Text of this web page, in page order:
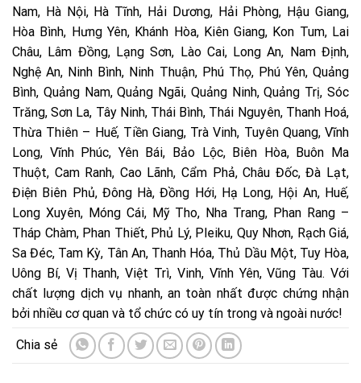
Nam, Hà Nội, Hà Tĩnh, Hải Dương, Hải Phòng, Hậu Giang,
Hòa Bình, Hưng Yên, Khánh Hòa, Kiên Giang, Kon Tum, Lai
Châu, Lâm Đồng, Lạng Sơn, Lào Cai, Long An, Nam Định,
Nghệ An, Ninh Bình, Ninh Thuận, Phú Thọ, Phú Yên, Quảng
Bình, Quảng Nam, Quảng Ngãi, Quảng Ninh, Quảng Trị, Sóc
Trăng, Sơn La, Tây Ninh, Thái Bình, Thái Nguyên, Thanh Hoá,
Thừa Thiên – Huế, Tiền Giang, Trà Vinh, Tuyên Quang, Vĩnh
Long, Vĩnh Phúc, Yên Bái, Bảo Lộc, Biên Hòa, Buôn Ma
Thuột, Cam Ranh, Cao Lãnh, Cẩm Phả, Châu Đốc, Đà Lạt,
Điện Biên Phủ, Đông Hà, Đồng Hới, Hạ Long, Hội An, Huế,
Long Xuyên, Móng Cái, Mỹ Tho, Nha Trang, Phan Rang –
Tháp Chàm, Phan Thiết, Phủ Lý, Pleiku, Quy Nhơn, Rạch Giá,
Sa Đéc, Tam Kỳ, Tân An, Thanh Hóa, Thủ Dầu Một, Tuy Hòa,
Uông Bí, Vị Thanh, Việt Trì, Vinh, Vĩnh Yên, Vũng Tàu. Với
chất lượng dịch vụ nhanh, an toàn nhất được chứng nhận
bởi nhiều cơ quan và tổ chức có uy tín trong và ngoài nước!